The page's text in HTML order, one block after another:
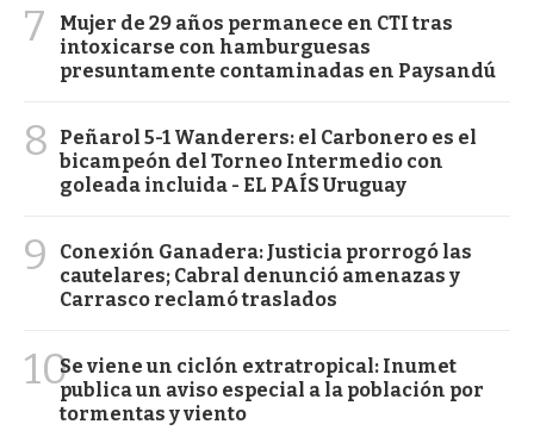
7
Mujer de 29 años permanece en CTI tras
intoxicarse con hamburguesas
presuntamente contaminadas en Paysandú
8
Peñarol 5-1 Wanderers: el Carbonero es el
bicampeón del Torneo Intermedio con
goleada incluida - EL PAÍS Uruguay
9
Conexión Ganadera: Justicia prorrogó las
cautelares; Cabral denunció amenazas y
Carrasco reclamó traslados
10Se viene un ciclón extratropical: Inumet
publica un aviso especial a la población por
tormentas y viento